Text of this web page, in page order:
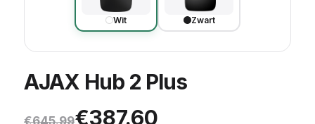
Wit Zwart
AJAX Hub 2 Plus
€645.99
Oorspronkelijke prijs was:
€387.60
Huidige prijs is: €387.60.